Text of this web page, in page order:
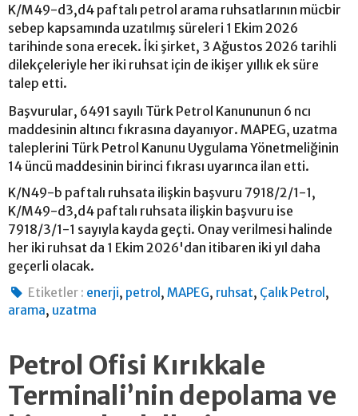
K/M49-d3,d4 paftalı petrol arama ruhsatlarının mücbir
sebep kapsamında uzatılmış süreleri 1 Ekim 2026
tarihinde sona erecek. İki şirket, 3 Ağustos 2026 tarihli
dilekçeleriyle her iki ruhsat için de ikişer yıllık ek süre
talep etti.
Başvurular, 6491 sayılı Türk Petrol Kanununun 6 ncı
maddesinin altıncı fıkrasına dayanıyor. MAPEG, uzatma
taleplerini Türk Petrol Kanunu Uygulama Yönetmeliğinin
14 üncü maddesinin birinci fıkrası uyarınca ilan etti.
K/N49-b paftalı ruhsata ilişkin başvuru 7918/2/1-1,
K/M49-d3,d4 paftalı ruhsata ilişkin başvuru ise
7918/3/1-1 sayıyla kayda geçti. Onay verilmesi halinde
her iki ruhsat da 1 Ekim 2026'dan itibaren iki yıl daha
geçerli olacak.
Etiketler : enerji, petrol ,MAPEG, ruhsat, Çalık Petrol ,
arama, uzatma
Petrol Ofisi Kırıkkale
Terminali’nin depolama ve